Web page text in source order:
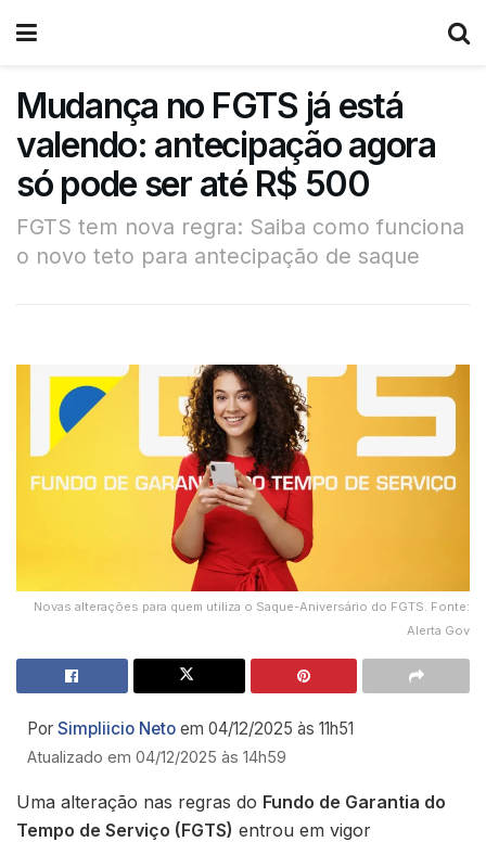
Mudança no FGTS já está
valendo: antecipação agora
só pode ser até R$ 500
FGTS tem nova regra: Saiba como funciona
o novo teto para antecipação de saque
Novas alterações para quem utiliza o Saque-Aniversário do FGTS. Fonte:
Alerta Gov
Por Simpliicio Neto em 04/12/2025 às 11h51
Atualizado em 04/12/2025 às 14h59
Uma alteração nas regras do Fundo de Garantia do
Tempo de Serviço (FGTS) entrou em vigor